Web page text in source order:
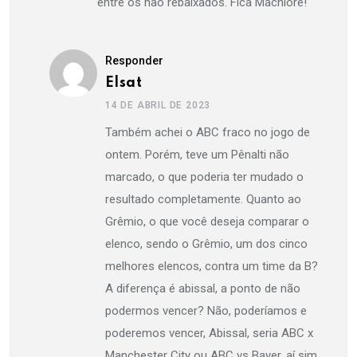
Responder
Elsat
14 DE ABRIL DE 2023
Também achei o ABC fraco no jogo de
ontem. Porém, teve um Pênalti não
marcado, o que poderia ter mudado o
resultado completamente. Quanto ao
Grêmio, o que você deseja comparar o
elenco, sendo o Grêmio, um dos cinco
melhores elencos, contra um time da B?
A diferença é abissal, a ponto de não
podermos vencer? Não, poderíamos e
poderemos vencer, Abissal, seria ABC x